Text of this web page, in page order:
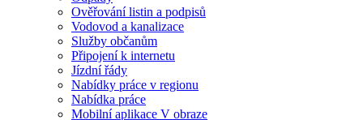
Ověřování listin a podpisů
Vodovod a kanalizace
Služby občanům
Připojení k internetu
Jízdní řády
Nabídky práce v regionu
Nabídka práce
Mobilní aplikace V obraze